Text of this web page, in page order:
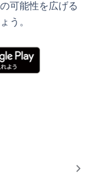
可能性を広げる
う。